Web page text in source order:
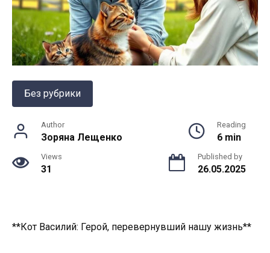
Без рубрики
Author
Зоряна Лещенко
Reading
6 min
Views
31
Published by
26.05.2025
**Кот Василий: Герой, перевернувший нашу жизнь**